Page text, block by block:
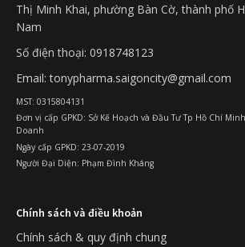
Thị Minh Khai, phường Bàn Cờ, thành phố
Nam
Số điện thoại: 0918748123
Email: tonypharma.saigoncity@gmail.com
MST: 0315804131
Đơn vị cấp GPKD: Sở Kế Hoạch và Đầu Tư Tp Hồ Chí
Doanh
Ngày cấp GPKD: 23-07-2019
Người Đại Diện: Phạm Đình Kháng
Chính sách và điều khoản
Chính sách & quy định chung